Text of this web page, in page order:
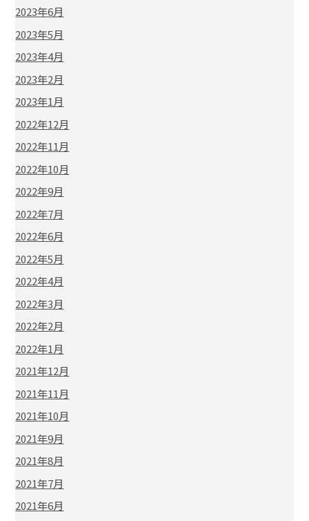
2023年6月
2023年5月
2023年4月
2023年2月
2023年1月
2022年12月
2022年11月
2022年10月
2022年9月
2022年7月
2022年6月
2022年5月
2022年4月
2022年3月
2022年2月
2022年1月
2021年12月
2021年11月
2021年10月
2021年9月
2021年8月
2021年7月
2021年6月